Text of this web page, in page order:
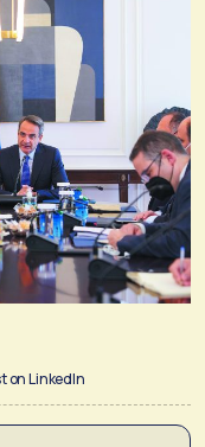
on LinkedIn